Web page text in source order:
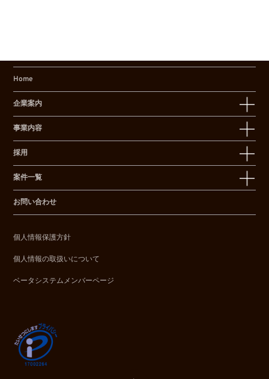
Home
企業案内
事業内容
採用
案件一覧
お問い合わせ
個人情報保護方針
個人情報の取扱いについて
ベータシステムメンバーページ